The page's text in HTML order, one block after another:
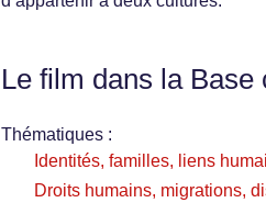
Le film dans la Base
Thématiques :
Identités, familles, liens
Droits humains, migrations,